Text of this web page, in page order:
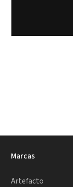
Marcas
Artefacto